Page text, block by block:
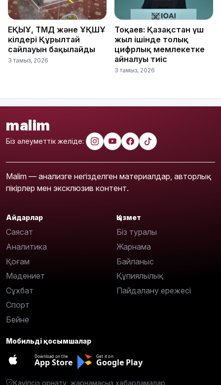
ЕҚЫҰ, ТМД және ҰҚШҰ
өкілдері Құрылтай
сайлауын бақылайды
3 тамыз, 2026
Тоқаев: Қазақстан үш
жыл ішінде толық
цифрлық мемлекетке
айналуы тиіс
3 тамыз, 2026
malim
Біз әлеуметтік желіде:
Malim — анализге негізделген материалдар, авторлық
пікірлер мен эксклюзив контент.
Айдарлар
Саясат
Аналитика
Қоғам
Мәдениет
Сұхбат
Спорт
Бейне
Қызмет
Біз туралы
Жарнама
Байланыс
Құпиялылық
Пайдалану ережесі
Мобильді қосымшалар
Download on the
App Store
Get it on
Google Play
Қауіпсіз орнату, жарнамасыз хабарламалар.